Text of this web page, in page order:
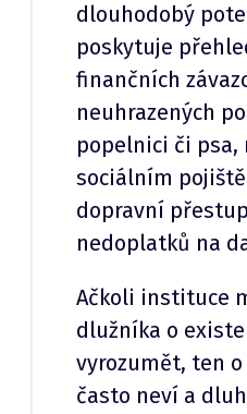
dlouhodobý
poskytuje
finančních
neuhrazených
popelnici či psa,
sociálním
dopravní
nedoplatků na
Ačkoli instituce
dlužníka o
vyrozumět, ten
často neví a